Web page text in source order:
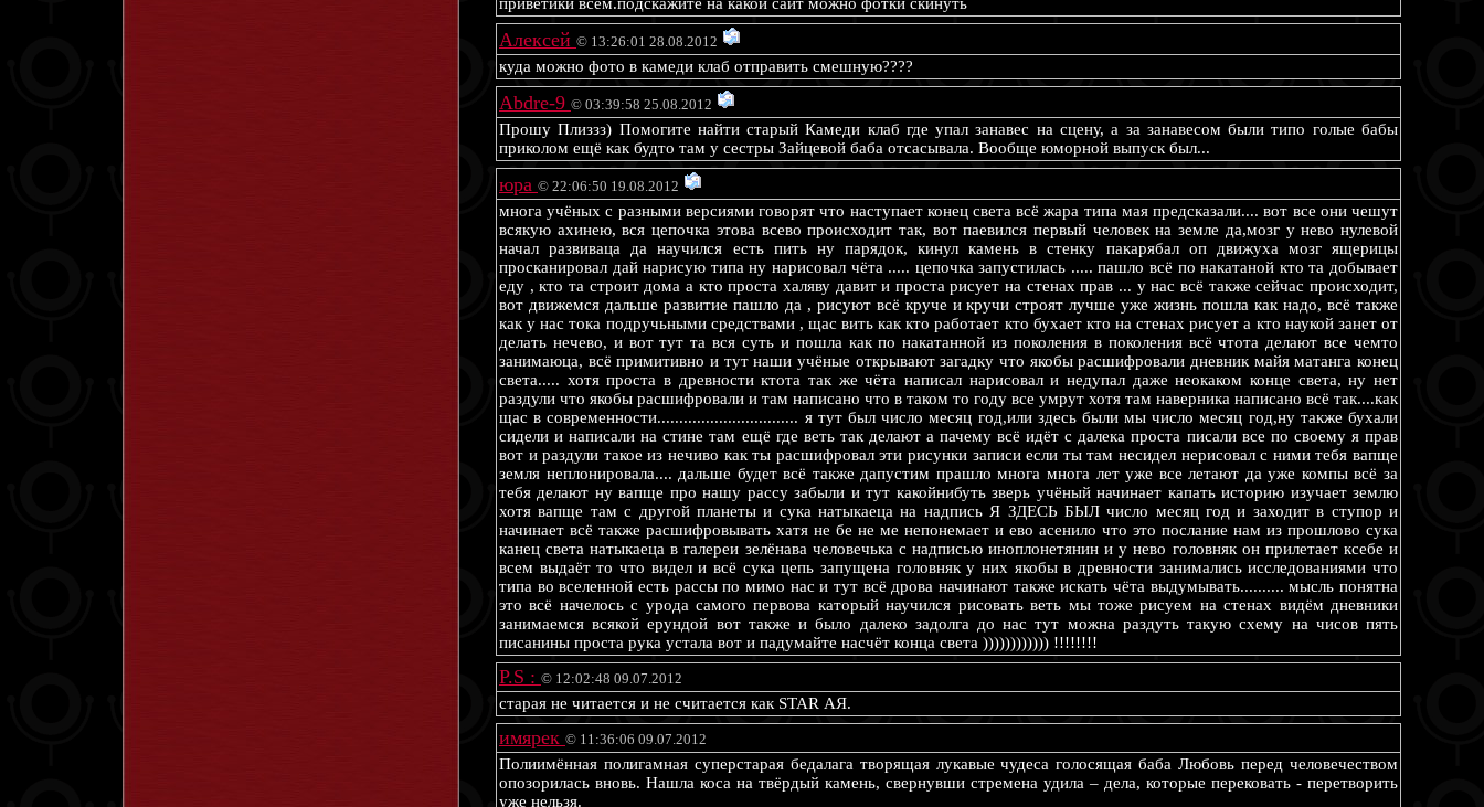
Алексей © 13:26:01 28.08.2012
куда можно фото в камеди клаб отправить смешную????
Abdre-9 © 03:39:58 25.08.2012
Прошу Плиззз) Помогите найти старый Камеди клаб где упал занавес на сцену, а за занавесом были типо голые бабы
приколом ещё как будто там у сестры Зайцевой баба отсасывала. Вообще юморной выпуск был...
юра © 22:06:50 19.08.2012
многа учёных с разными версиями говорят что наступает конец света всё жара типа мая предсказали.... вот все они чешут
всякую ахинею, вся цепочка этова всево происходит так, вот паевился первый человек на земле да,мозг у нево нулевой
начал развиваца да научился есть пить ну парядок, кинул камень в стенку пакарябал оп движуха мозг ящерицы
просканировал дай нарисую типа ну нарисовал чёта ..... цепочка запустилась ..... пашло всё по накатаной кто та добывает
еду , кто та строит дома а кто проста халяву давит и проста рисует на стенах прав ... у нас всё также сейчас происходит,
вот движемся дальше развитие пашло да , рисуют всё круче и кручи строят лучше уже жизнь пошла как надо, всё также
как у нас тока подручьными средствами , щас вить как кто работает кто бухает кто на стенах рисует а кто наукой занет от
делать нечево, и вот тут та вся суть и пошла как по накатанной из поколения в поколения всё чтота делают все чемто
занимаюца, всё примитивно и тут наши учёные открывают загадку что якобы расшифровали дневник майя матанга конец
света..... хотя проста в древности ктота так же чёта написал нарисовал и недупал даже неокаком конце света, ну нет
раздули что якобы расшифровали и там написано что в таком то году все умрут хотя там наверника написано всё так....как
щас в современности................................ я тут был число месяц год,или здесь были мы число месяц год,ну также бухали
сидели и написали на стине там ещё где веть так делают а пачему всё идёт с далека проста писали все по своему я прав
вот и раздули такое из нечиво как ты расшифровал эти рисунки записи если ты там несидел нерисовал с ними тебя вапще
земля неплонировала.... дальше будет всё также дапустим прашло многа многа лет уже все летают да уже компы всё за
тебя делают ну вапще про нашу рассу забыли и тут какойнибуть зверь учёный начинает капать историю изучает землю
хотя вапще там с другой планеты и сука натыкаеца на надпись Я ЗДЕСЬ БЫЛ число месяц год и заходит в ступор и
начинает всё также расшифровывать хатя не бе не ме непонемает и ево асенило что это послание нам из прошлово сука
канец света натыкаеца в галереи зелёнава человечька с надписью иноплонетянин и у нево головняк он прилетает ксебе и
всем выдаёт то что видел и всё сука цепь запущена головняк у них якобы в древности занимались исследованиями что
типа во вселенной есть рассы по мимо нас и тут всё дрова начинают также искать чёта выдумывать.......... мысль понятна
это всё начелось с урода самого первова каторый научился рисовать веть мы тоже рисуем на стенах видём дневники
занимаемся всякой ерундой вот также и было далеко задолга до нас тут можна раздуть такую схему на чисов пять
писанины проста рука устала вот и падумайте насчёт конца света )))))))))))) !!!!!!!!
P.S : © 12:02:48 09.07.2012
старая не читается и не считается как STAR АЯ.
имярек © 11:36:06 09.07.2012
Полиимённая полигамная суперстарая бедалага творящая лукавые чудеса голосящая баба Любовь перед человечеством
опозорилась вновь. Нашла коса на твёрдый камень, свернувши стремена удила – дела, которые перековать - перетворить
уже нельзя.